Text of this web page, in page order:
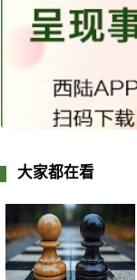
大家都在看